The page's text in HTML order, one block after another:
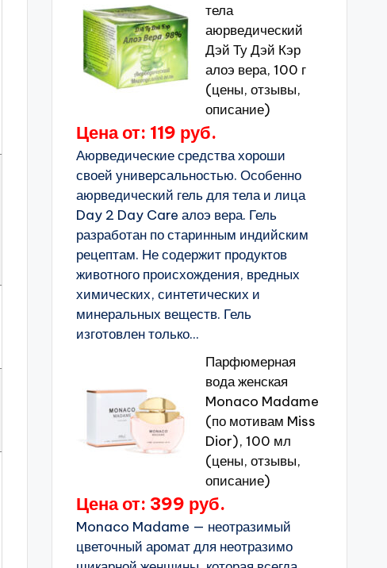
тела
аюрведический
Дэй Ту Дэй Кэр
алоэ вера, 100 г
(цены, отзывы,
описание)
Цена от: 119 руб.
Аюрведические средства хороши
своей универсальностью. Особенно
аюрведический гель для тела и лица
Day 2 Day Care алоэ вера. Гель
разработан по старинным индийским
рецептам. Не содержит продуктов
животного происхождения, вредных
химических, синтетических и
минеральных веществ. Гель
изготовлен только...
Парфюмерная
вода женская
Monaco Madame
(по мотивам Miss
Dior), 100 мл
(цены, отзывы,
описание)
Цена от: 399 руб.
Monaco Madame — неотразимый
цветочный аромат для неотразимо